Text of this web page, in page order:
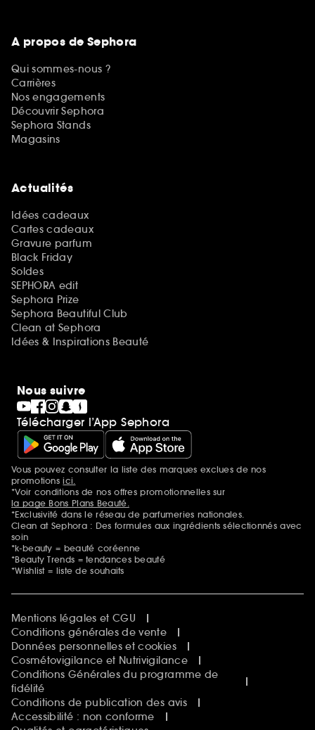
A propos de Sephora
Qui sommes-nous ?
Carrières
Nos engagements
Découvrir Sephora
Sephora Stands
Magasins
Actualités
Idées cadeaux
Cartes cadeaux
Gravure parfum
Black Friday
Soldes
SEPHORA edit
Sephora Prize
Sephora Beautiful Club
Clean at Sephora
Idées & Inspirations Beauté
Nous suivre
Télécharger l’App Sephora
Mentions additionnelles
Vous pouvez consulter la liste des marques exclues de nos
promotionsici.
*Voir conditions de nos offres promotionnelles sur
la page Bons Plans Beauté.
*Exclusivité dans le réseau de parfumeries nationales.
Clean at Sephora : Des formules aux ingrédients sélectionnés avec
soin
*k-beauty = beauté coréenne
*Beauty Trends = tendances beauté
*Wishlist = liste de souhaits
Mentions légales et CGU
Conditions générales de vente
Données personnelles et cookies
Cosmétovigilance et Nutrivigilance
Conditions Générales du programme de
fidélité
Conditions de publication des avis
Accessibilité : non conforme